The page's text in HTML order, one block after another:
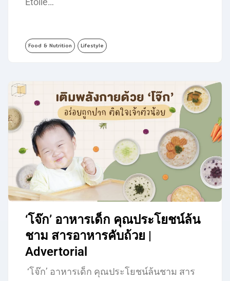
Food & Nutrition Lifestyle
‘โจ๊ก’ อาหารเด็ก คุณประโยชน์ล้น
ชาม สารอาหารคับถ้วย |
Advertorial
‘โจ๊ก’ อาหารเด็ก คุณประโยชน์ล้นชาม สาร